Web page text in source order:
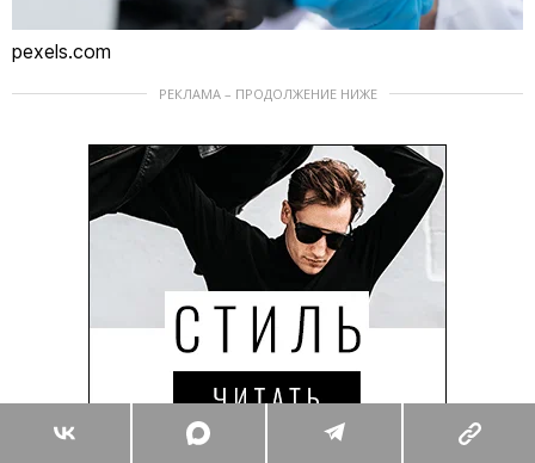
pexels.com
РЕКЛАМА – ПРОДОЛЖЕНИЕ НИЖЕ